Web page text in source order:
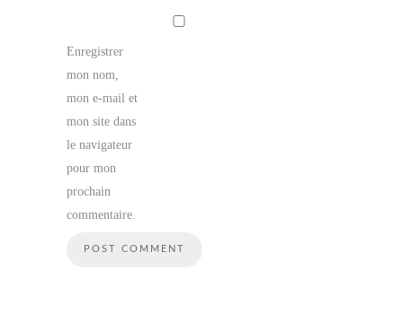
Enregistrer
mon nom,
mon e-mail et
mon site dans
le navigateur
pour mon
prochain
commentaire.